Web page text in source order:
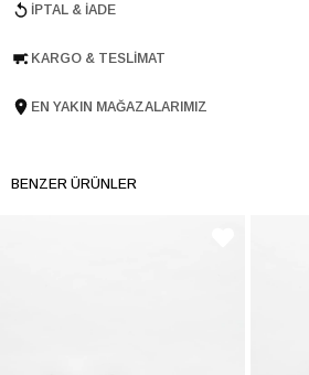
Topuk Boyu 4 cm
Taban Yüksekliği 4 cm
İPTAL & İADE
KARGO & TESLIMAT
EN YAKIN MAĞAZALARIMIZ
BENZER ÜRÜNLER